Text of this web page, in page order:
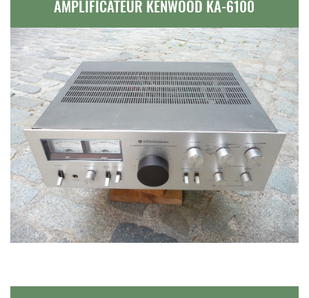
AMPLIFICATEUR KENWOOD KA-6100